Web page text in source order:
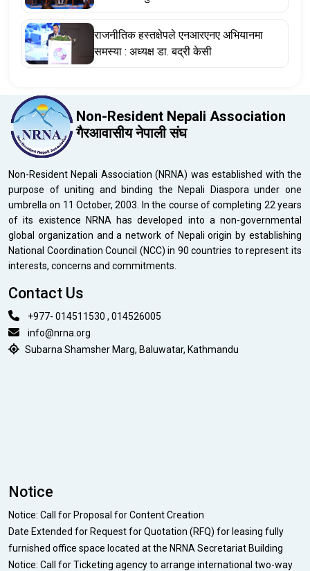
राजनीतिक हस्तक्षेपले एनआरएनए अभियानमा
समस्या : अध्यक्ष डा. बद्री केसी
Non-Resident Nepali Association
गैरआवासीय नेपाली संघ
Non-Resident Nepali Association (NRNA) was established with the
purpose of uniting and binding the Nepali Diaspora under one
umbrella on 11 October, 2003. In the course of completing 22 years
of its existence NRNA has developed into a non-governmental
global organization and a network of Nepali origin by establishing
National Coordination Council (NCC) in 90 countries to represent its
interests, concerns and commitments.
Contact Us
+977- 014511530 , 014526005
info@nrna.org
Subarna Shamsher Marg, Baluwatar, Kathmandu
Notice
Notice: Call for Proposal for Content Creation
Date Extended for Request for Quotation (RFQ) for leasing fully
furnished office space located at the NRNA Secretariat Building
Notice: Call for Ticketing agency to arrange international two-way